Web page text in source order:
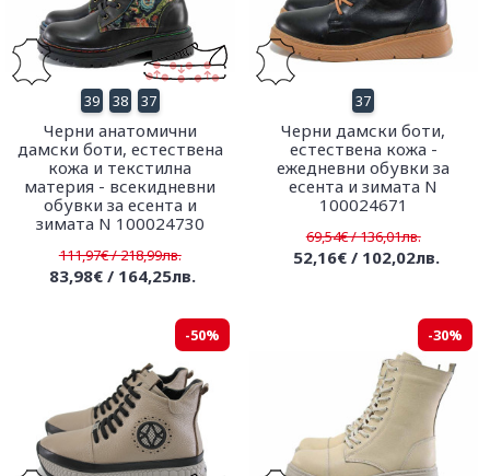
39 38 37
Черни анатомични
дамски боти, естествена
кожа и текстилна
материя - всекидневни
обувки за есента и
зимата N 100024730
111,97€ / 218,99лв.
83,98€ / 164,25лв.
37
Черни дамски боти,
естествена кожа -
ежедневни обувки за
есента и зимата N
100024671
69,54€ / 136,01лв.
52,16€ / 102,02лв.
-50% -30%